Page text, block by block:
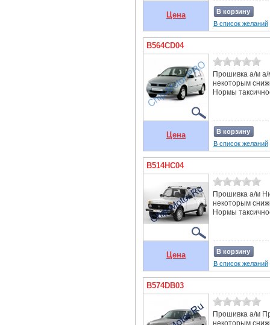
Цена
В корзину
В список желаний
B564CD04
Прошивка а/м а/
некоторым
Нормы
Цена
В корзину
В список желаний
B514HC04
Прошивка а/м
некоторым
Нормы
Цена
В корзину
В список желаний
B574DB03
Прошивка а/м
некоторым